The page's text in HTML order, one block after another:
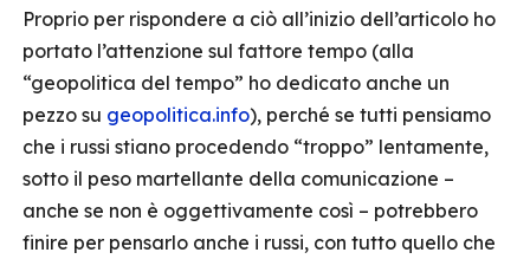
Proprio per rispondere a ciò all’inizio dell’articolo ho
portato l’attenzione sul fattore tempo (alla
“geopolitica del tempo” ho dedicato anche un
pezzo su geopolitica.info), perché se tutti pensiamo
che i russi stiano procedendo “troppo” lentamente,
sotto il peso martellante della comunicazione –
anche se non è oggettivamente così – potrebbero
finire per pensarlo anche i russi, con tutto quello che